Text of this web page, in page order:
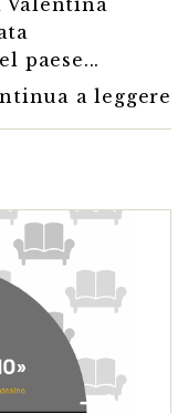
Valentina
paese...
a leggere